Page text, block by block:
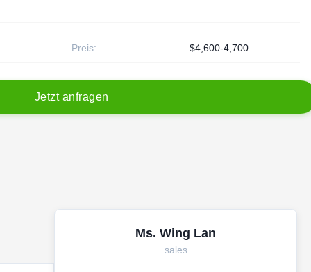
Preis: $4,600-4,700
Jetzt anfragen
Ms. Wing Lan
sales